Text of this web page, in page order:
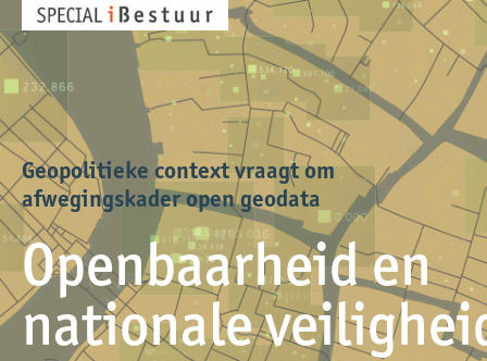
Geopolitieke context vraagt om
afwegingskader open geodata
Openbaarheid en
nationale